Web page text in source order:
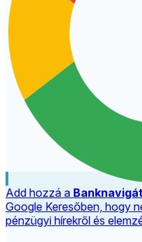
Add hozzá a
Google Keresőben, hogy
pénzügyi hírekről és